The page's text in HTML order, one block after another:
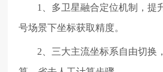
1、多卫星融合定位机制，提
号场景下坐标获取精度。
2、三大主流坐标系自由切换